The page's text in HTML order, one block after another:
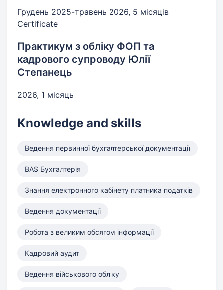
Грудень 2025-травень 2026, 5 місяців
Certificate
Практикум з обліку ФОП та
кадрового супроводу Юлії
Степанець
2026, 1 місяць
Knowledge and skills
Ведення первинної бухгалтерської документації
BAS Бухгалтерія
Знання електронного кабінету платника податків
Ведення документації
Робота з великим обсягом інформації
Кадровий аудит
Ведення військового обліку